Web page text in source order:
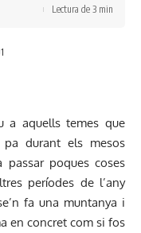
Lectura de 3 min
a aquells temes que
pa durant els mesos
passar poques coses
períodes de l’any
fa una muntanya i
en concret com si fos